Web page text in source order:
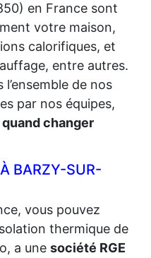
en France sont
votre maison,
calorifiques, et
entre autres.
de nos
par nos équipes,
quand changer
BARZY-SUR-
vous pouvez
thermique de
a une société RGE